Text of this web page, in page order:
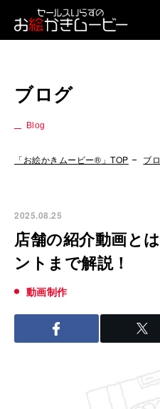
ブログ
Blog
「お絵かきムービー®」TOP ブ
2025.08.25
店舗の紹介動画と
ントまで解説！
動画制作